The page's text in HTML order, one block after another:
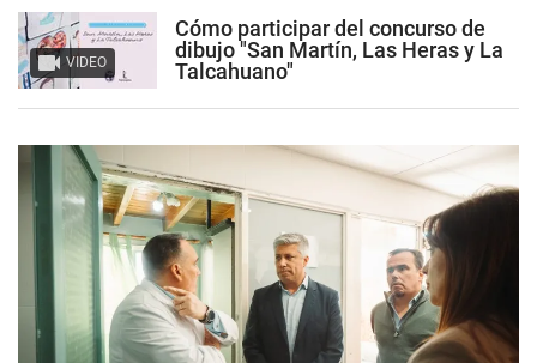
VIDEO
Cómo participar del concurso de
dibujo "San Martín, Las Heras y La
Talcahuano"